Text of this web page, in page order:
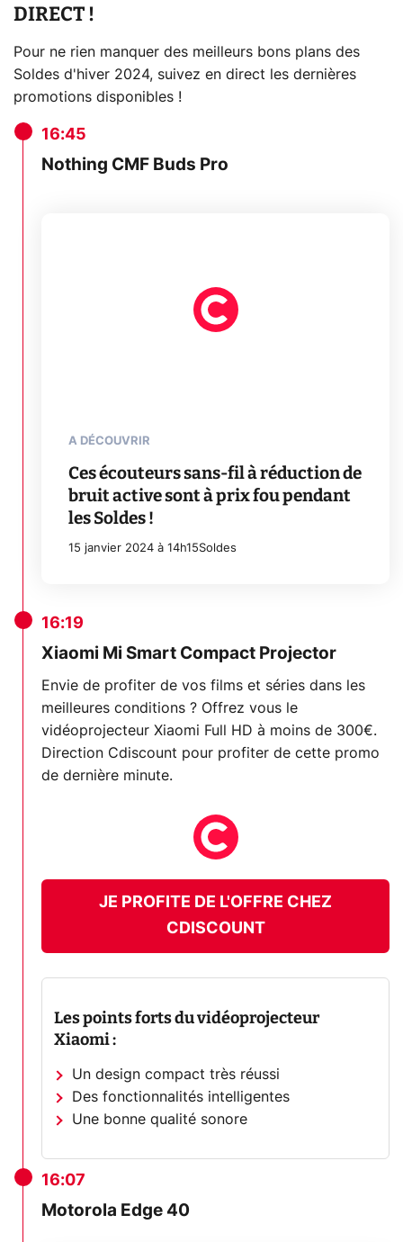
DIRECT !
Pour ne rien manquer des meilleurs bons plans des
Soldes d'hiver 2024, suivez en direct les dernières
promotions disponibles !
16:45
Nothing CMF Buds Pro
A DÉCOUVRIR
Ces écouteurs sans-fil à réduction de
bruit active sont à prix fou pendant
les Soldes !
15 janvier 2024 à 14h15Soldes
16:19
Xiaomi Mi Smart Compact Projector
Envie de profiter de vos films et séries dans les
meilleures conditions ? Offrez vous le
vidéoprojecteur Xiaomi Full HD à moins de 300€.
Direction Cdiscount pour profiter de cette promo
de dernière minute.
JE PROFITE DE L'OFFRE CHEZ
CDISCOUNT
Les points forts du vidéoprojecteur
Xiaomi :
Un design compact très réussi
Des fonctionnalités intelligentes
Une bonne qualité sonore
16:07
Motorola Edge 40